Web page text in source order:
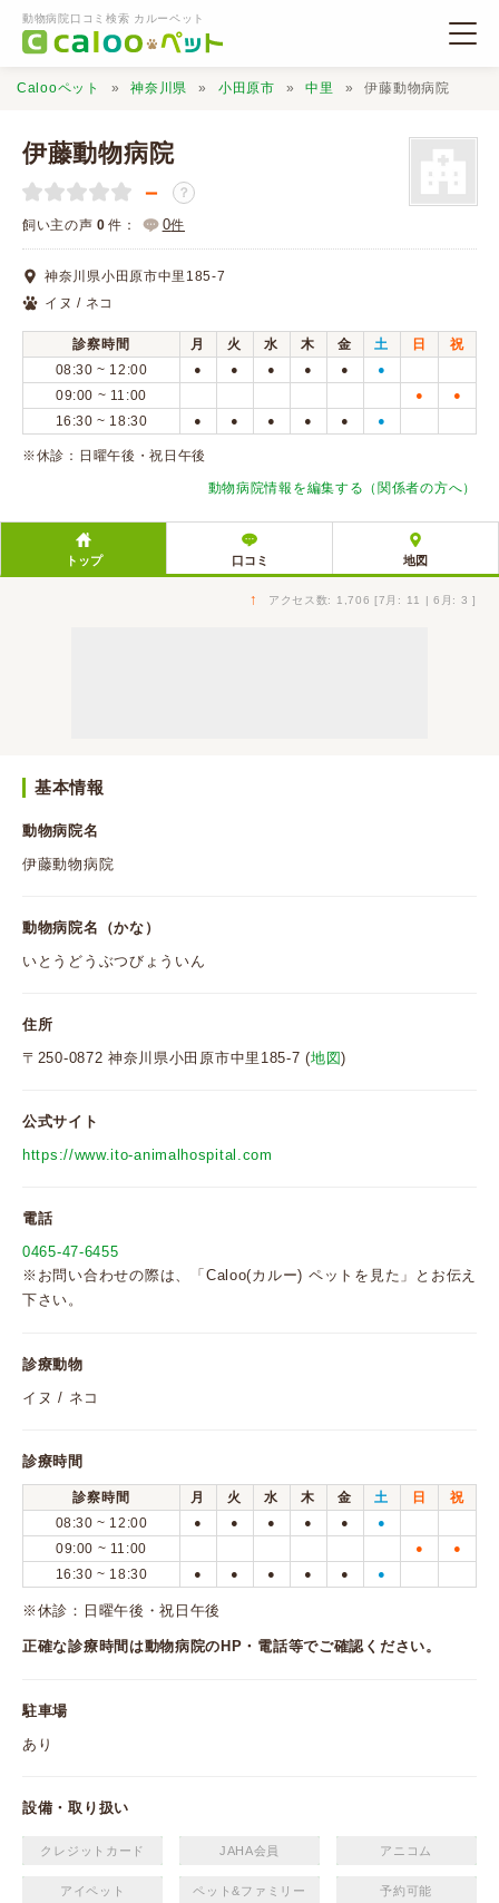
動物病院口コミ検索 カルーペット
動物病院検索
口コミ検索
Calooペットとは？
口コミ投稿
Calooペット 神奈川県 小田原市 中里 伊藤動物病院
伊藤動物病院
－ ？
飼い主の声 0 件： 0件
神奈川県小田原市中里185-7
イヌ / ネコ
診察時間 月 火 水 木 金 土 日
祝
08:30 ~ 12:00
● ● ● ● ● ●
09:00 ~ 11:00 ● ●
16:30 ~ 18:30 ● ● ● ● ● ●
※休診：日曜午後・祝日午後
動物病院情報を編集する（関係者の方へ）
トップ 口コミ 地図
↑ アクセス数: 1,706 [7月: 11 | 6月: 3 ]
基本情報
動物病院名
伊藤動物病院
動物病院名（かな）
いとうどうぶつびょういん
住所
〒250-0872 神奈川県小田原市中里185-7 (地図)
公式サイト
https://www.ito-animalhospital.com
電話
0465-47-6455
※お問い合わせの際は、「Caloo(カルー) ペットを見た」とお伝え
下さい。
診療動物
イヌ / ネコ
診療時間
診察時間 月 火 水 木 金 土 日
祝
08:30 ~ 12:00
● ● ● ● ● ●
09:00 ~ 11:00 ● ●
16:30 ~ 18:30 ● ● ● ● ● ●
※休診：日曜午後・祝日午後
正確な診療時間は動物病院のHP・電話等でご確認ください。
駐車場
あり
設備・取り扱い
クレジットカード JAHA会員 アニコム
アイペット ペット&ファミリー 予約可能